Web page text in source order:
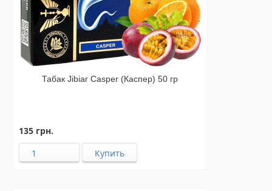
Табак Jibiar Casper (Каспер) 50 гр
135 грн.